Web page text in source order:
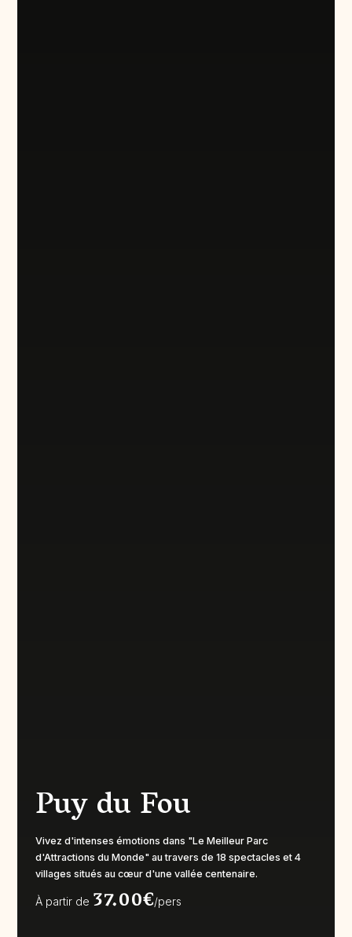
Puy du Fou
Vivez d'intenses émotions dans "Le Meilleur Parc
d'Attractions du Monde" au travers de 18 spectacles et 4
villages situés au cœur d'une vallée centenaire.
À partir de 37.00€/pers